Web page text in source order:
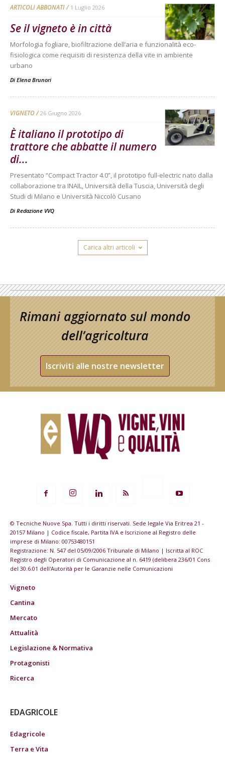
ARTICOLI ABBONATI 1 Luglio 2026
Se il vigneto è in città
Morfologia fogliare, biofiltrazione dell’aria e funzionalità eco-
fisiologica come requisiti di resistenza della vite in ambiente
urbano
Di Elena Brunori
VIGNETO 26 Giugno 2026
È italiano il prototipo di
trattore che abbatte il numero
di...
Presentato “Compact Tractor 4.0”, il prototipo full-electric nato dalla
collaborazione tra INAIL, Università della Tuscia, Università degli
Studi di Milano e Università Niccolò Cusano
Di Redazione VVQ
Carica altri articoli
Rimani aggiornato sul mondo
dell’agricoltura
Iscriviti alle nostre newsletter
© Tecniche Nuove Spa. Tutti i diritti riservati. Sede legale Via Eritrea 21 -
20157 Milano | Codice fiscale, Partita IVA e Iscrizione al Registro delle
imprese di Milano: 00753480151
Registrazione: N. 547 del 05/09/2006 Tribunale di Milano | Iscritta al ROC
Registro degli Operatori di Comunicazione al n. 6419 (delibera 236/01 Cons
del 30.6.01 dell'Autorità per le Garanzie nelle Comunicazioni
Vigneto
Cantina
Mercato
Attualità
Legislazione & Normativa
Protagonisti
Ricerca
EDAGRICOLE
Edagricole
Terra e Vita